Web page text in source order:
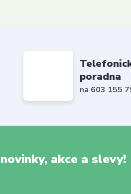
poradna
na 603 155
akce a slevy!